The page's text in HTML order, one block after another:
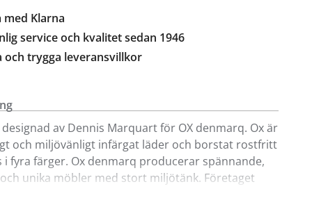
med Klarna
service och kvalitet sedan 1946
och trygga leveransvillkor
designad av Dennis Marquart för OX denmarq. Ox är
och miljövänligt infärgat läder och borstat rostfritt
i fyra färger. Ox denmarq producerar spännande,
unika möbler med stort miljötänk. Företaget